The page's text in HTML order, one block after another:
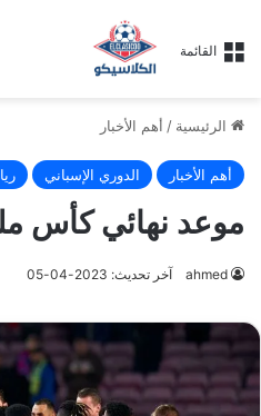
القائمة
الرئيسية / أهم الأخبار
أهم الأخبار الدوري الإسباني
موعد نهائي كأس
ahmed آخر تحديث: 2023-04-05